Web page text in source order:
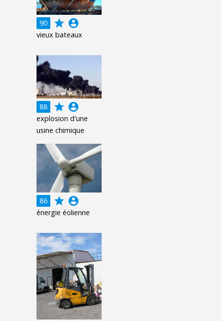
90 grade account_circle
vieux bateaux
88 grade account_circle
explosion d'une
usine chimique
86 grade account_circle
énergie éolienne